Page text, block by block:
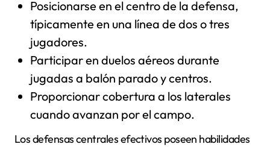
Posicionarse en el centro de la defensa,
típicamente en una línea de dos o tres
jugadores.
Participar en duelos aéreos durante
jugadas a balón parado y centros.
Proporcionar cobertura a los laterales
cuando avanzan por el campo.
Los defensas centrales efectivos poseen habilidades